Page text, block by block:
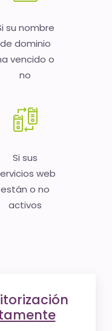
su nombre
de dominio
vencido o
no
Si sus
web
están o no
activos